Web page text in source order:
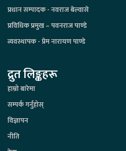
प्रधान सम्पादक - नवराज बेल्वासे
प्रविधिक प्रमुख – पवनराज पाण्डे
व्यवस्थापक - प्रेम नारायण पाण्डे
द्रुत लिङ्कहरू
हाम्रो बारेमा
सम्पर्क गर्नुहोस्
विज्ञापन
नीति